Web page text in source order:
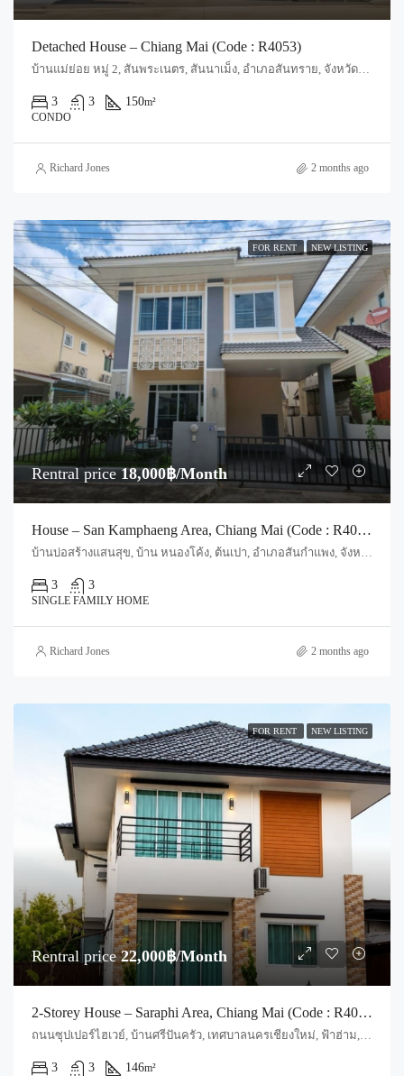
Detached House – Chiang Mai (Code : R4053)
บ้านแม่ย่อย หมู่ 2, สันพระเนตร, สันนาเม็ง, อำเภอสันทราย, จังหวัดเชียงใหม่, 50210, ประเทศไทย, Chiang Mai, San Sai, San Sai Noi
3 3 150m²
CONDO
Richard Jones 2 months ago
FOR RENT NEW LISTING
Rentral price18,000฿/Month
House – San Kamphaeng Area, Chiang Mai (Code : R4039)
3 3
SINGLE FAMILY HOME
Richard Jones 2 months ago
FOR RENT NEW LISTING
Rentral price22,000฿/Month
2-Storey House – Saraphi Area, Chiang Mai (Code : R4038)
ถนนซุปเปอร์ไฮเวย์, บ้านศรีปันครัว, เทศบาลนครเชียงใหม่, ฟ้าฮ่าม, อำเภอเมืองเชียงใหม่, จังหวัดเชียงใหม่, 50000, ประเทศไทย, Chiang Mai, Mueang Chiang Mai, Fa Ham
3 3 146m²